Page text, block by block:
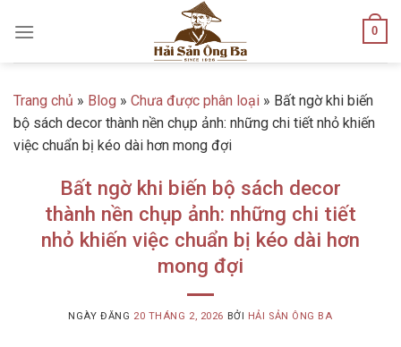
0
Trang chủ » Blog » Chưa được phân loại » Bất ngờ khi biến
bộ sách decor thành nền chụp ảnh: những chi tiết nhỏ khiến
việc chuẩn bị kéo dài hơn mong đợi
Bất ngờ khi biến bộ sách decor
thành nền chụp ảnh: những chi tiết
nhỏ khiến việc chuẩn bị kéo dài hơn
mong đợi
NGÀY ĐĂNG 20 THÁNG 2, 2026 BỞI HẢI SẢN ÔNG BA